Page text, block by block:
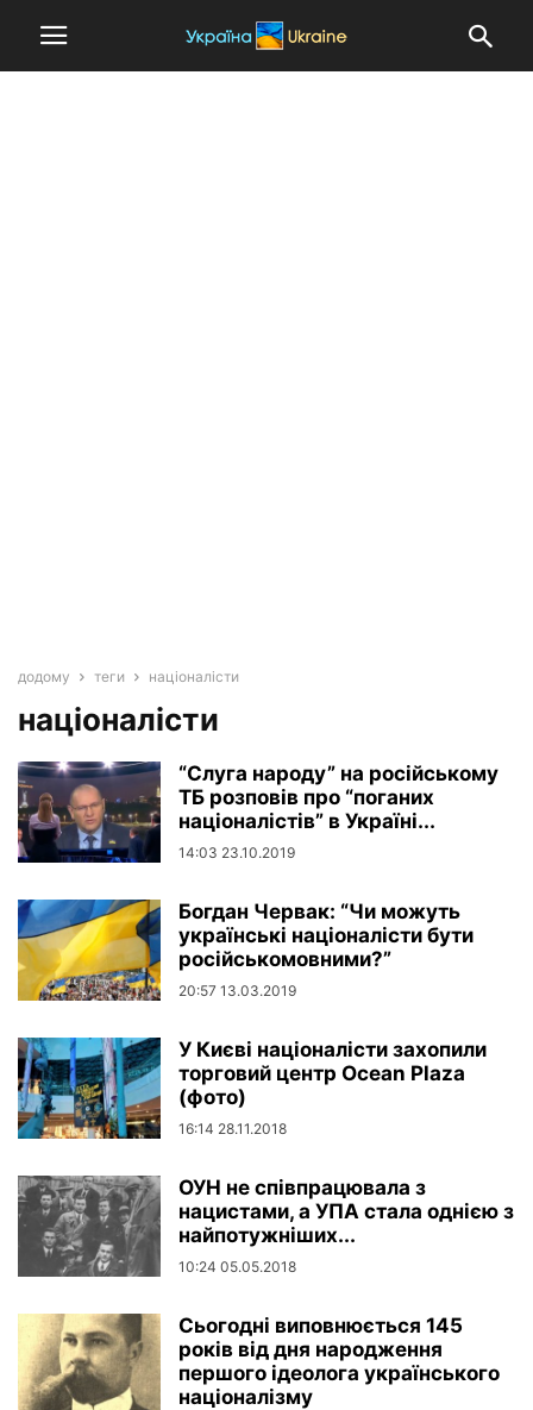
додому теги націоналісти
націоналісти
“Слуга народу” на російському
ТБ розповів про “поганих
націоналістів” в Україні...
14:03 23.10.2019
Богдан Червак: “Чи можуть
українські націоналісти бути
російськомовними?”
20:57 13.03.2019
У Києві націоналісти захопили
торговий центр Ocean Plaza
(фото)
16:14 28.11.2018
ОУН не співпрацювала з
нацистами, а УПА стала однією з
найпотужніших...
10:24 05.05.2018
Сьогодні виповнюється 145
років від дня народження
першого ідеолога українського
націоналізму